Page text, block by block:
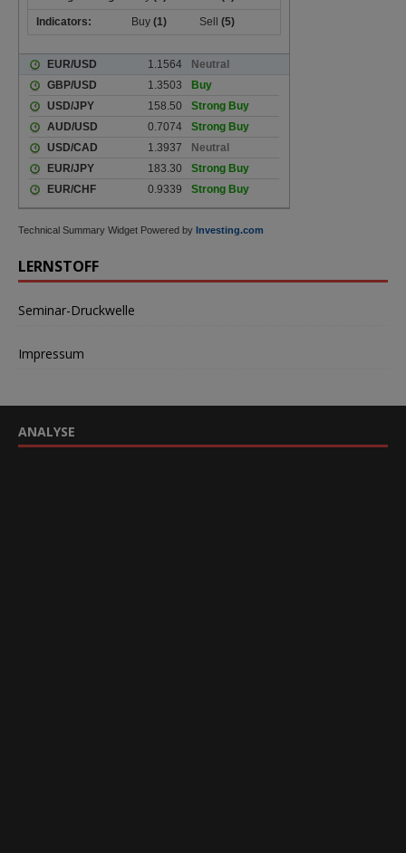
Technical Summary Widget Powered by Investing.com
LERNSTOFF
Seminar-Druckwelle
Impressum
ANALYSE